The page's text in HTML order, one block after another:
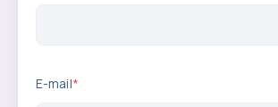
E-mail*